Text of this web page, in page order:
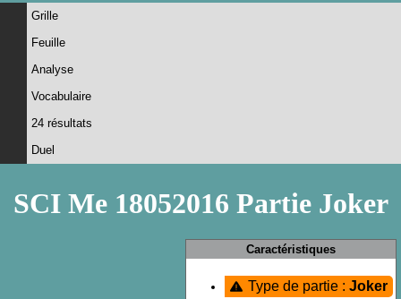
Grille
Feuille
Analyse
Vocabulaire
24 résultats
Duel
SCI Me 18052016 Partie Joker
Caractéristiques
Type de partie : Joker